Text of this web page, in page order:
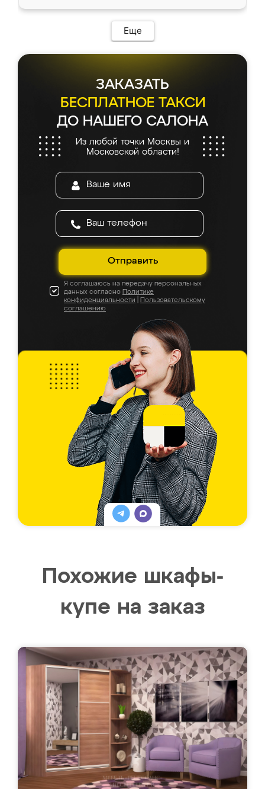
Еще
ЗАКАЗАТЬ
БЕСПЛАТНОЕ ТАКСИ
ДО НАШЕГО САЛОНА
Из любой точки Москвы и
Московской области!
Отправить
Я соглашаюсь на передачу персональных
данных согласно Политике
конфиденциальности
Пользовательскому
соглашению
Похожие шкафы-
купе на заказ